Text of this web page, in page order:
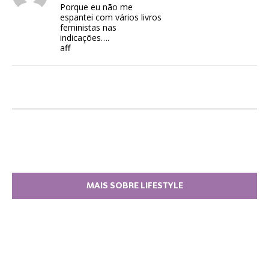
Porque eu não me
espantei com vários livros
feministas nas
indicações….
aff
MAIS SOBRE LIFESTYLE